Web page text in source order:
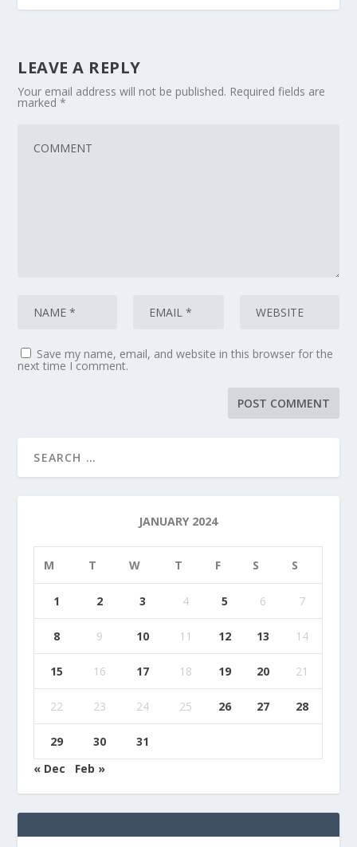
LEAVE A REPLY
Your email address will not be published. Required fields are
marked*
Save my name, email, and website in this browser for the
next time I comment.
JANUARY 2024
M T W T F S S
1 2 3 4 5 6 7
8 9 10 11 12 13 14
15 16 17 18 19 20 21
22 23 24 25 26 27 28
29 30
31
« Dec
Feb »